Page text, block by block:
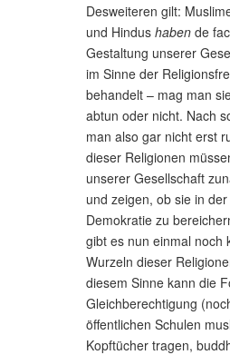
Desweiteren gilt:
und Hindus haben de
Gestaltung unserer
im Sinne der
behandelt – mag man
abtun oder nicht. Nach
man also gar nicht erst
dieser Religionen
unserer Gesellschaft
und zeigen, ob sie in
Demokratie zu
gibt es nun einmal noch
Wurzeln dieser
diesem Sinne kann die
Gleichberechtigung
öffentlichen Schulen
Kopftücher tragen,